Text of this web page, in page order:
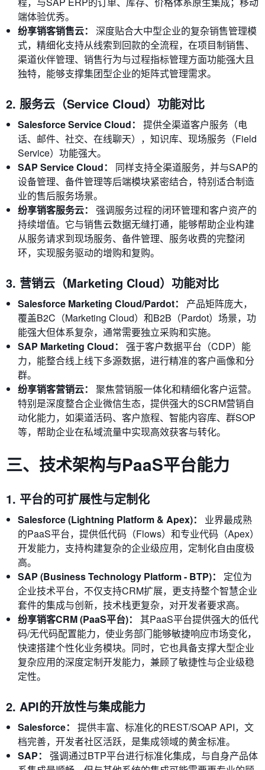
端体验优秀。
纷享销客销售云：
深度贴合大中型企业的复杂销售管理模
式，精细化支持从线索到回款的全流程，在项目制销售、
渠道伙伴管理、销售行为与过程指标管理方面功能强大且
独特，能够支撑集团型企业的矩阵式管理需求。
2. 服务云（Service Cloud）功能对比
Salesforce Service Cloud：
提供全渠道客户服务（电
话、邮件、社交、在线聊天），知识库、现场服务（Field
Service）功能强大。
SAP Service Cloud：
同样支持全渠道服务，并与SAP的
设备管理、备件管理等后端模块紧密结合，特别适合制造
业的售后服务场景。
纷享销客服务云：
强调服务过程的闭环管理和客户资产的
持续增值。它与销售云数据无缝打通，能够帮助企业构建
从服务请求到现场服务、备件管理、服务收费的完整闭
环，实现服务驱动的增购和复购。
3. 营销云（Marketing Cloud）功能对比
Salesforce Marketing Cloud/Pardot：
产品矩阵庞大，
覆盖B2C（Marketing Cloud）和B2B（Pardot）场景，功
能强大但体系复杂，通常需要独立采购和实施。
SAP Marketing Cloud：
强于客户数据平台（CDP）能
力，能整合线上线下多源数据，进行精准的客户画像和分
群。
纷享销客营销云：
聚焦营销服一体化和精细化客户运营。
特别是深度整合企业微信生态，提供强大的SCRM营销自
动化能力，如渠道活码、客户旅程、智能内容库、群SOP
等，帮助企业在私域流量中实现高效获客与转化。
三、技术架构与PaaS平台能力
1. 平台的可扩展性与定制化
Salesforce (Lightning Platform & Apex)：
业界最成熟
的PaaS平台，提供低代码（Flows）和专业代码（Apex）
开发能力，支持构建复杂的企业级应用，定制化自由度极
高。
SAP (Business Technology Platform - BTP)：
定位为
企业技术平台，不仅支持CRM扩展，更支持整个智慧企业
套件的集成与创新，技术栈更复杂，对开发者要求高。
纷享销客CRM (PaaS平台)：
其PaaS平台提供强大的低代
码/无代码配置能力，使业务部门能够敏捷响应市场变化，
快速搭建个性化业务模块。同时，它也具备支撑大型企业
复杂应用的深度定制开发能力，兼顾了敏捷性与企业级稳
定性。
2. API的开放性与集成能力
Salesforce：
提供丰富、标准化的REST/SOAP API，文
档完善，开发者社区活跃，是集成领域的黄金标准。
SAP：
强调通过BTP平台进行标准化集成，与自身产品体